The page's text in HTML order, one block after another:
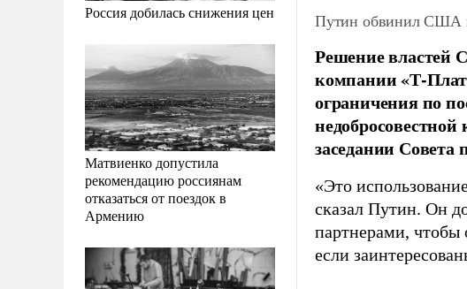
Россия добилась снижения цен
Матвиенко допустила
рекомендацию россиянам
отказаться от поездок в
Армению
Путин обвинил США в
Решение властей
компании «Т-
ограничения по
заседании Совета
«Это
сказал Путин. Он
партнерами, чтобы
если